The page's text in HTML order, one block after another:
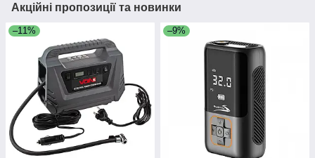
Акційні пропозиції та новинки
–11% –9%